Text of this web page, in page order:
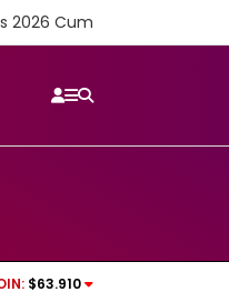
2026 Cum
üzen haber: Yine…
$63.910